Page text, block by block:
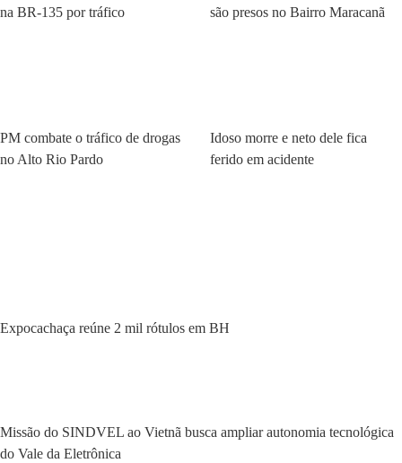
na BR-135 por tráfico
são presos no Bairro Maracanã
PM combate o tráfico de drogas
no Alto Rio Pardo
Idoso morre e neto dele fica
ferido em acidente
Expocachaça reúne 2 mil rótulos em BH
Missão do SINDVEL ao Vietnã busca ampliar autonomia tecnológica
do Vale da Eletrônica